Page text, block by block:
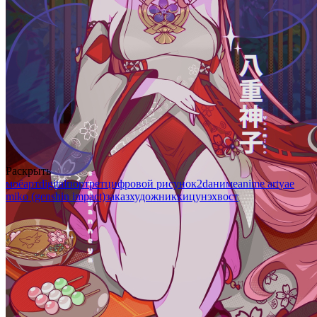
Раскрыть
моёартdigitalпортретцифровой рисунок2dанимеanime artyae
miko (genshin impact)заказхудожниккицунэхвост